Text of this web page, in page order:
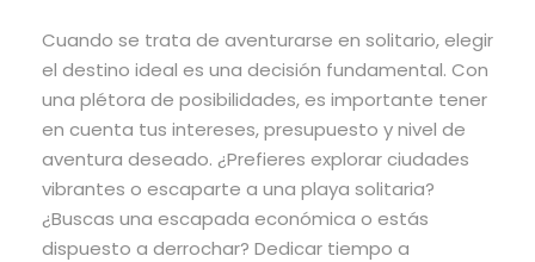
Cuando se trata de aventurarse en solitario, elegir
el destino ideal es una decisión fundamental. Con
una plétora de posibilidades, es importante tener
en cuenta tus intereses, presupuesto y nivel de
aventura deseado. ¿Prefieres explorar ciudades
vibrantes o escaparte a una playa solitaria?
¿Buscas una escapada económica o estás
dispuesto a derrochar? Dedicar tiempo a